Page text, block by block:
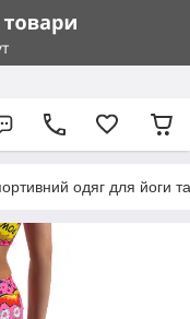
одяг для йоги